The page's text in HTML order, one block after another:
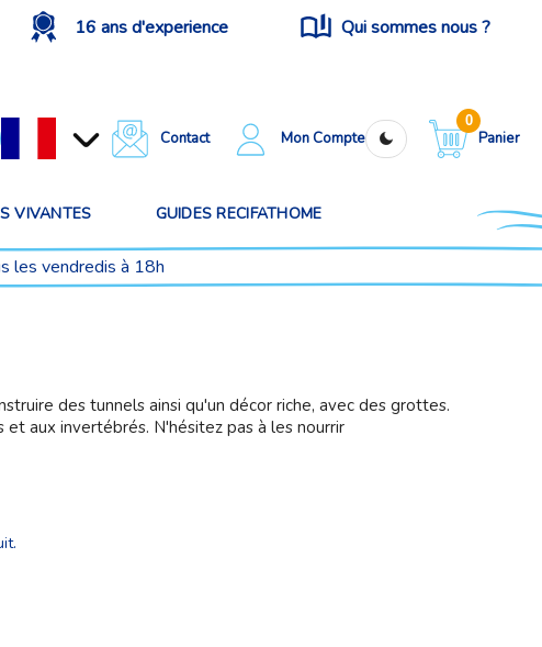
16 ans d'experience Qui sommes nous ?
Contact Mon Compte
0
Panier
VIVANTES GUIDES RECIFATHOME
les vendredis à 18h
des tunnels ainsi qu'un décor riche, avec des grottes.
aux invertébrés. N'hésitez pas à les nourrir